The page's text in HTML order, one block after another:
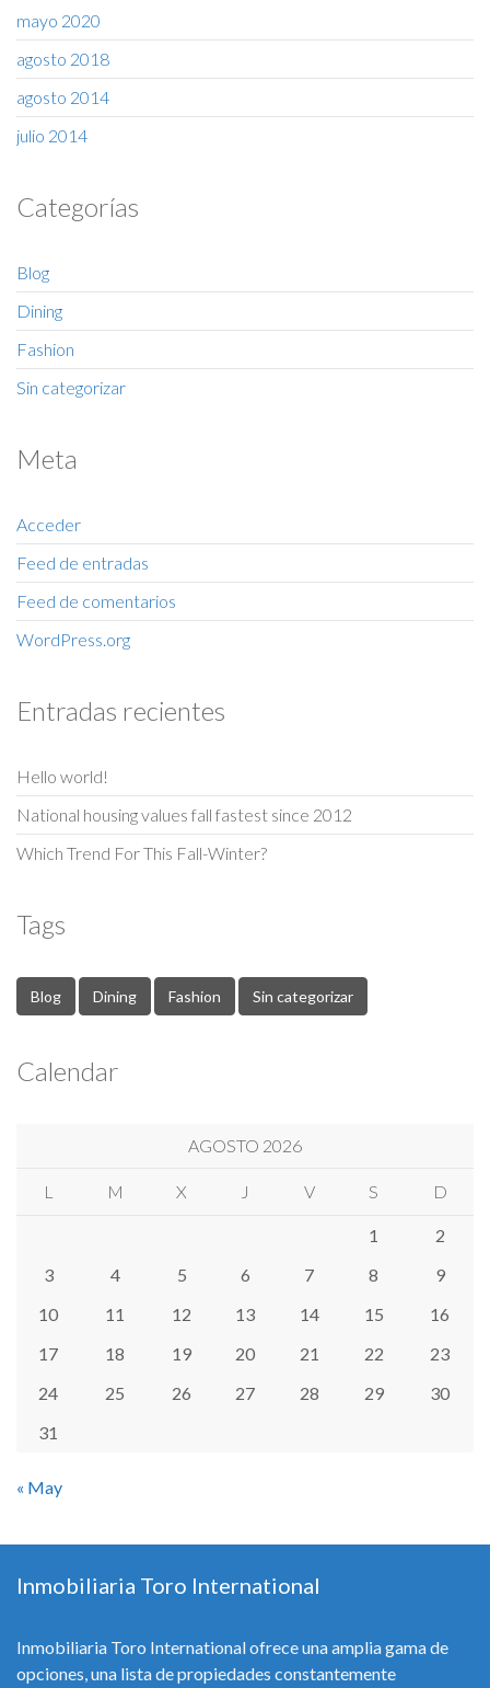
mayo 2020
agosto 2018
agosto 2014
julio 2014
Categorías
Blog
Dining
Fashion
Sin categorizar
Meta
Acceder
Feed de entradas
Feed de comentarios
WordPress.org
Entradas recientes
Hello world!
National housing values fall fastest since 2012
Which Trend For This Fall-Winter?
Tags
Blog Dining Fashion Sin categorizar
Calendar
AGOSTO 2026
L M X J V S D
1
2
3
4 5 6 7 8
9
10
11 12 13 14 15
16
17
18 19 20 21 22
23
24
25 26 27 28 29
30
31
« May
Inmobiliaria Toro International
Inmobiliaria Toro International ofrece una amplia gama de
opciones, una lista de propiedades constantemente